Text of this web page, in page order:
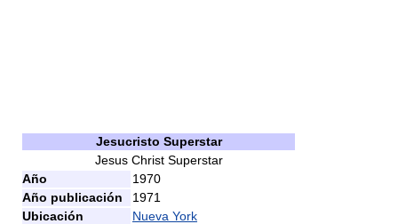
Jesucristo Superstar
Jesus Christ Superstar
Año
1970
Año publicación
1971
Ubicación
Nueva York